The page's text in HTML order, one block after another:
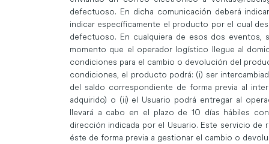
defectuoso. En dicha comunicación deberá
indicar específicamente el producto por el cual
defectuoso. En cualquiera de esos dos
momento que el operador logístico llegue al
condiciones para el cambio o devolución del
condiciones, el producto podrá: (i) ser
del saldo correspondiente de forma previa al
adquirido) o (ii) el Usuario podrá entregar al
llevará a cabo en el plazo de 10 días hábiles
dirección indicada por el Usuario. Este servicio
éste de forma previa a gestionar el cambio o